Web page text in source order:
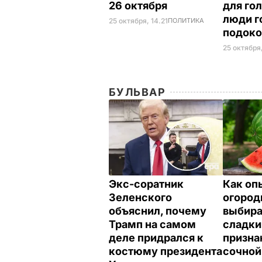
26 октября
25 октября, 14.21ПОЛИТИКА
для
люди
25
БУЛЬВАР
Экс-соратник
Зеленского
объяснил, почему
Трамп на самом
деле придрался к
костюму президента
Как